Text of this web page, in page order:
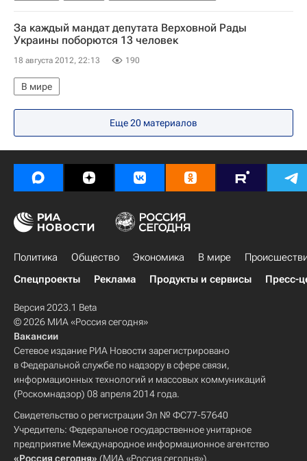
За каждый мандат депутата Верховной Рады
Украины поборются 13 человек
18 августа 2012, 22:13 190
В мире
Еще 20 материалов
Политика Общество Экономика В мире
Спецпроекты
Реклама Продукты и сервисы Пресс-
Версия 2023.1 Beta
© 2026 МИА «Россия сегодня»
Вакансии
Сетевое издание РИА Новости зарегистрировано
в Федеральной службе по надзору в сфере связи,
информационных технологий и массовых коммуникаций
(Роскомнадзор) 08 апреля 2014 года.
Свидетельство о регистрации Эл № ФС77-57640
Учредитель: Федеральное государственное унитарное
предприятие Международное информационное агентство
«Россия сегодня» (МИА «Россия сегодня»).